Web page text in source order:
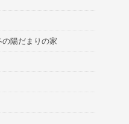
陽だまりの家